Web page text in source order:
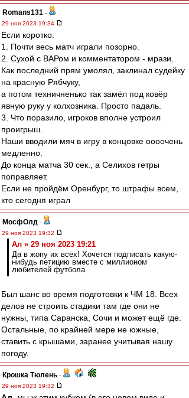
Romans131 -
29 ноя 2023 19:34
Если коротко:
1. Почти весь матч играли позорно.
2. Сухой с ВАРом и комментатором - мрази.
Как последний прям умолял, заклинал судейку
на красную Рябчуку,
а потом техничненько так замёл под ковёр
явную руку у колхозника. Просто падаль.
3. Что поразило, игроков вполне устроил
проигрыш.
Наши вводили мяч в игру в концовке оооочень
медленно.
До конца матча 30 сек., а Селихов гетры
поправляет.
Если не пройдём Оренбург, то штрафы всем,
кто сегодня играл
МосфОлд -
29 ноя 2023 19:32
Ал » 29 ноя 2023 19:21
Да в жопу их всех! Хочется подписать какую-
нибудь петицию вместе с миллионом
любителей футбола
Был шанс во время подготовки к ЧМ 18. Всех
делов не строить стадики там где они не
нужны, типа Саранска, Сочи и может ещё где.
Остальные, по крайней мере не южные,
ставить с крышами, заранее учитывая нашу
погоду.
Крошка Тюлень -
29 ноя 2023 19:32